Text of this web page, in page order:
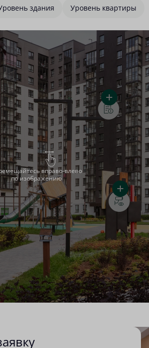
здания Уровень квартиры
вправо-влево
по изображению